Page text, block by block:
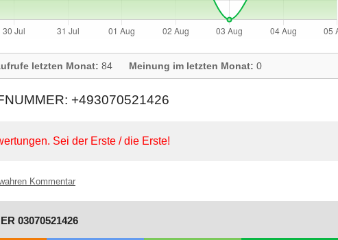
letzten Monat: 84 Meinung im letzten Monat: 0
+493070521426
Sei der Erste / die Erste!
Kommentar
03070521426